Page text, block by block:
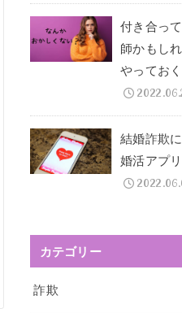
付き合っ
師かもし
やってお
結婚詐欺
婚活アプリ
カテゴリー
詐欺